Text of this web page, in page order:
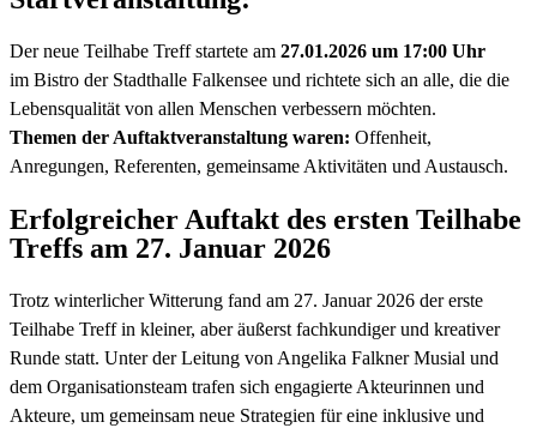
Der neue Teilhabe Treff startete am 27.01.2026 um 17:00 Uhr
im Bistro der Stadthalle Falkensee und richtete sich an alle, die die
Lebensqualität von allen Menschen verbessern möchten.
Themen der Auftaktveranstaltung waren: Offenheit,
Anregungen, Referenten, gemeinsame Aktivitäten und Austausch.
Erfolgreicher Auftakt des ersten Teilhabe
Treffs am 27. Januar 2026
Trotz winterlicher Witterung fand am 27. Januar 2026 der erste
Teilhabe Treff in kleiner, aber äußerst fachkundiger und kreativer
Runde statt. Unter der Leitung von Angelika Falkner Musial und
dem Organisationsteam trafen sich engagierte Akteurinnen und
Akteure, um gemeinsam neue Strategien für eine inklusive und